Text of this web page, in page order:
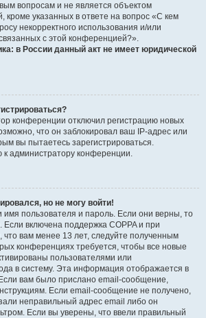
вопросам и не является объектом
кроме указанных в ответе на вопрос «С кем
некорректного использования и/или
с этой конференцией?».
в России данный акт не имеет юридической
конференции отключил регистрацию новых
что он заблокировал ваш IP-адрес или
вы пытаетесь зарегистрироваться.
администратору конференции.
но не могу войти!
имя пользователя и пароль. Если они верны, то
включена поддержка COPPA и при
что вам менее 13 лет, следуйте полученным
конференциях требуется, чтобы все новые
пользователями или
в систему. Эта информация отображается в
вам было прислано email-сообщение,
Если email-сообщение не получено,
неправильный адрес email либо он
Если вы уверены, что ввели правильный